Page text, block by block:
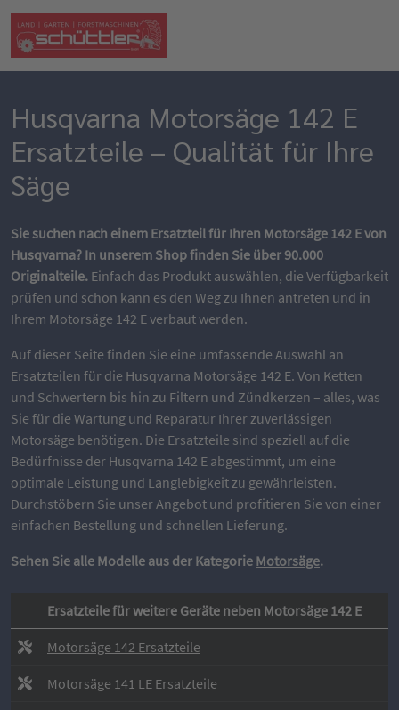
Husqvarna Motorsäge 142 E
Ersatzteile – Qualität für Ihre
Säge
Sie suchen nach einem Ersatzteil für Ihren Motorsäge 142 E von
Husqvarna? In unserem Shop finden Sie über 90.000
Originalteile. Einfach das Produkt auswählen, die Verfügbarkeit
prüfen und schon kann es den Weg zu Ihnen antreten und in
Ihrem Motorsäge 142 E verbaut werden.
Auf dieser Seite finden Sie eine umfassende Auswahl an
Ersatzteilen für die Husqvarna Motorsäge 142 E. Von Ketten
und Schwertern bis hin zu Filtern und Zündkerzen – alles, was
Sie für die Wartung und Reparatur Ihrer zuverlässigen
Motorsäge benötigen. Die Ersatzteile sind speziell auf die
Bedürfnisse der Husqvarna 142 E abgestimmt, um eine
optimale Leistung und Langlebigkeit zu gewährleisten.
Durchstöbern Sie unser Angebot und profitieren Sie von einer
einfachen Bestellung und schnellen Lieferung.
Sehen Sie alle Modelle aus der Kategorie Motorsäge.
Ersatzteile für weitere Geräte neben Motorsäge 142 E
Motorsäge 142 Ersatzteile
Motorsäge 141 LE Ersatzteile